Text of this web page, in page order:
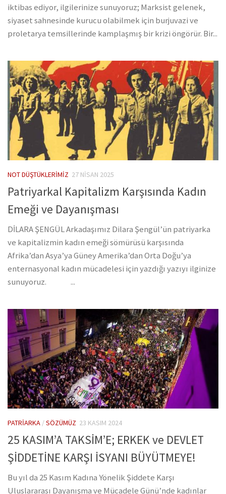
iktibas ediyor, ilgilerinize sunuyoruz; Marksist gelenek,
siyaset sahnesinde kurucu olabilmek için burjuvazi ve
proletarya temsillerinde kamplaşmış bir krizi öngörür. Bir...
NOT DÜŞTÜKLERIMIZ 27 NISAN 2025
Patriyarkal Kapitalizm Karşısında Kadın
Emeği ve Dayanışması
DİLARA ŞENGÜL Arkadaşımız Dilara Şengül’ün patriyarka
ve kapitalizmin kadın emeği sömürüsü karşısında
Afrika’dan Asya’ya Güney Amerika’dan Orta Doğu’ya
enternasyonal kadın mücadelesi için yazdığı yazıyı ilginize
sunuyoruz. ...
PATRIARKA /SÖZÜMÜZ 23 KASIM 2024
25 KASIM’A TAKSİM’E; ERKEK ve DEVLET
ŞİDDETİNE KARŞI İSYANI BÜYÜTMEYE!
Bu yıl da 25 Kasım Kadına Yönelik Şiddete Karşı
Uluslararası Dayanışma ve Mücadele Günü’nde kadınlar